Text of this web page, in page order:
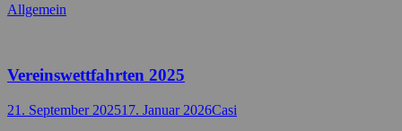
Kategorien
Allgemein
Vereinswettfahrten 2025
Posted
21. September 202517. Januar 2026Autor
Casi